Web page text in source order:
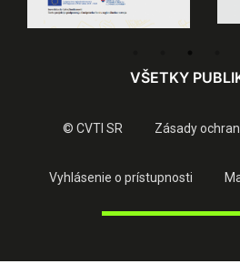
VŠETKY
© CVTI SR Zásady
Vyhlásenie o prístupnosti